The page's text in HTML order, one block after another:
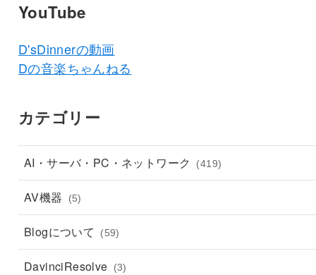
YouTube
D'sDinnerの動画
Dの音楽ちゃんねる
カテゴリー
AI・サーバ・PC・ネットワーク (419)
AV機器 (5)
Blogについて (59)
DavinciResolve (3)